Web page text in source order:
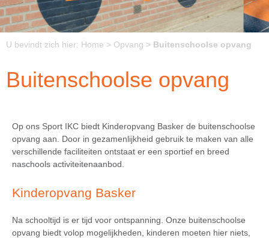
U bevindt zich hier: Home > Opvang > Buitenschoolse opvang
Buitenschoolse opvang
Op ons Sport IKC biedt Kinderopvang Basker de buitenschoolse
opvang aan. Door in gezamenlijkheid gebruik te maken van alle
verschillende faciliteiten ontstaat er een sportief en breed
naschools activiteitenaanbod.
Kinderopvang Basker
Na schooltijd is er tijd voor ontspanning. Onze buitenschoolse
opvang biedt volop mogelijkheden, kinderen moeten hier niets,